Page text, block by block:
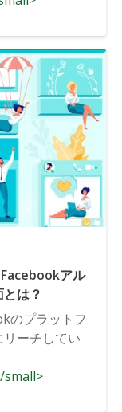
アル
は？
のプラットフ
ーチしてい
small>